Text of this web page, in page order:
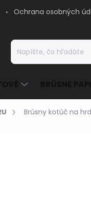
Ochrana osobných
Brúsny kotúč na